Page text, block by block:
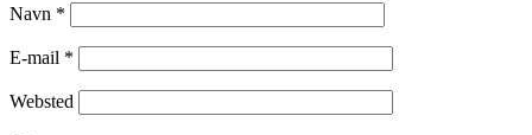
Navn *
E-mail *
Websted